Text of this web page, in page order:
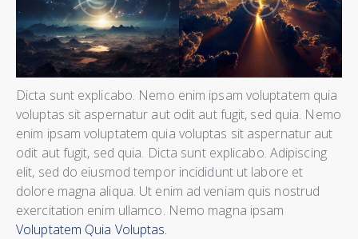
Dicta sunt explicabo. Nemo enim ipsam voluptatem quia
voluptas sit aspernatur aut odit aut fugit, sed quia. Nemo
enim ipsam voluptatem quia voluptas sit aspernatur aut
odit aut fugit, sed quia. Dicta sunt explicabo. Adipiscing
elit, sed do eiusmod tempor incididunt ut labore et
dolore magna aliqua. Ut enim ad veniam quis nostrud
exercitation enim ullamco. Nemo magna ipsam
Voluptatem Quia Voluptas.